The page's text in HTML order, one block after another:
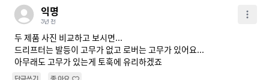
익명
3년 전
두 제품 사진 비교하고 보시면...
드리프터는 발등이 고무가 없고 로버는 고무가 있어요...
아무래도 고무가 있는게 토훅에 유리하겠죠